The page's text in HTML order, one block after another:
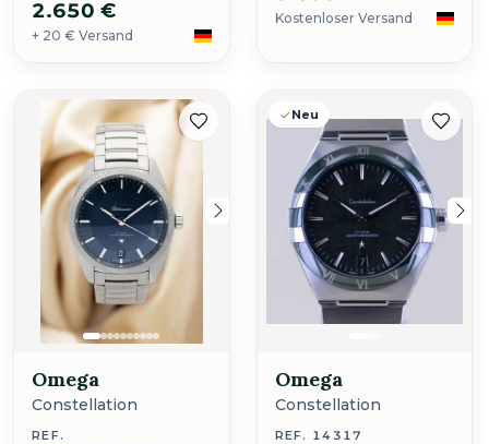
2.650 €
+ 20 € Versand
Kostenloser Versand
Omega
Constellation
REF.
Neu
Omega
Constellation
REF. 14317